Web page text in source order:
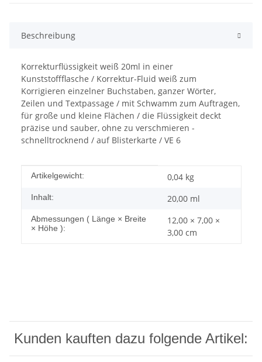
Beschreibung
Korrekturflüssigkeit weiß 20ml in einer
Kunststoffflasche / Korrektur-Fluid weiß zum
Korrigieren einzelner Buchstaben, ganzer Wörter,
Zeilen und Textpassage / mit Schwamm zum Auftragen,
für große und kleine Flächen / die Flüssigkeit deckt
präzise und sauber, ohne zu verschmieren -
schnelltrocknend / auf Blisterkarte / VE 6
Produkteigenschaft
Wert
Artikelgewicht: 0,04 kg
Inhalt: 20,00 ml
Abmessungen ( Länge × Breite
× Höhe ):
12,00 × 7,00 ×
3,00 cm
Kunden kauften dazu folgende Artikel: